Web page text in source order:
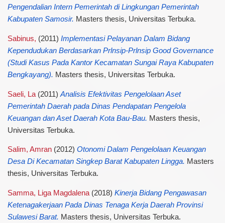
Pengendalian Intern Pemerintah di Lingkungan Pemerintah
Kabupaten Samosir. Masters thesis, Universitas Terbuka.
Sabinus, (2011) Implementasi Pelayanan Dalam Bidang
Kependudukan Berdasarkan Prlnsip-Prlnsip Good Governance
(Studi Kasus Pada Kantor Kecamatan Sungai Raya Kabupaten
Bengkayang). Masters thesis, Universitas Terbuka.
Saeli, La(2011) Analisis Efektivitas Pengelolaan Aset
Pemerintah Daerah pada Dinas Pendapatan Pengelola
Keuangan dan Aset Daerah Kota Bau-Bau. Masters thesis,
Universitas Terbuka.
Salim, Amran(2012) Otonomi Dalam Pengelolaan Keuangan
Desa Di Kecamatan Singkep Barat Kabupaten Lingga. Masters
thesis, Universitas Terbuka.
Samma, Liga Magdalena(2018) Kinerja Bidang Pengawasan
Ketenagakerjaan Pada Dinas Tenaga Kerja Daerah Provinsi
Sulawesi Barat. Masters thesis, Universitas Terbuka.